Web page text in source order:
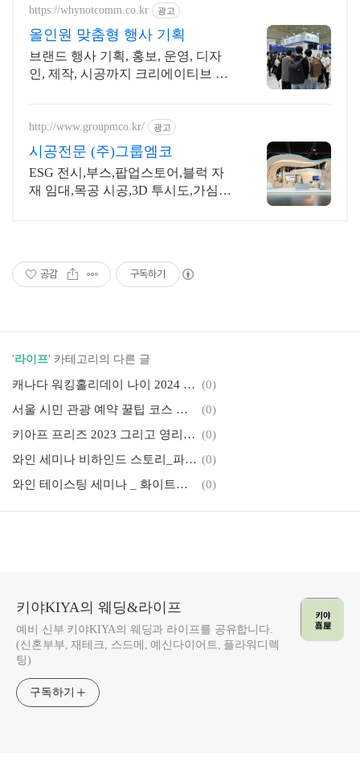
https://whynotcomm.co.kr 광고
올인원 맞춤형 행사 기획
브랜드 행사 기획, 홍보, 운영, 디자
인, 제작, 시공까지 크리에이티브 행
입니다.
http://www.groupmco.kr/ 광고
시공전문 (주)그룹엠코
ESG 전시,부스,팝업스토어,블럭 자
재 임대,목공 시공,3D 투시도,가심비
공감 구독하기
'라이프' 카테고리의 다른 글
캐나다 워킹홀리데이 나이 2024 직업 노하우 바이블 (0)
서울 시민 관광 예약 꿀팁 코스 추천(2)_2023 국군의날 시간행
(0)
키아프 프리즈 2023 그리고 영리치 아트페어 (0)
와인 세미나 비하인드 스토리_파리의 심판 (0)
와인 테이스팅 세미나 _ 화이트와인 기후, 품종, 떼루아
(0)
키야KIYA의 웨딩&라이프
예비 신부 키야KIYA의 웨딩과 라이프를 공유합니다.
(신혼부부, 재테크, 스드메, 예신다이어트, 플라워디렉
팅)
구독하기